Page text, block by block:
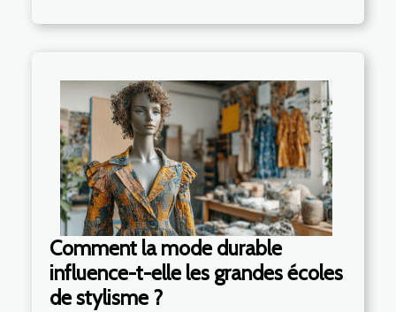
Comment la mode durable
influence-t-elle les grandes écoles
de stylisme ?